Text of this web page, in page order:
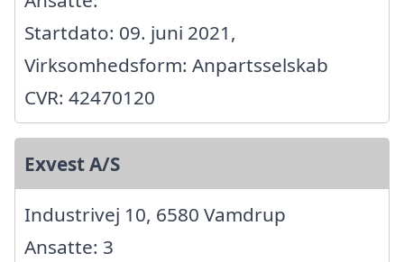
Startdato: 09. juni 2021,
Virksomhedsform: Anpartsselskab
CVR: 42470120
Exvest A/S
Industrivej 10, 6580 Vamdrup
Ansatte: 3